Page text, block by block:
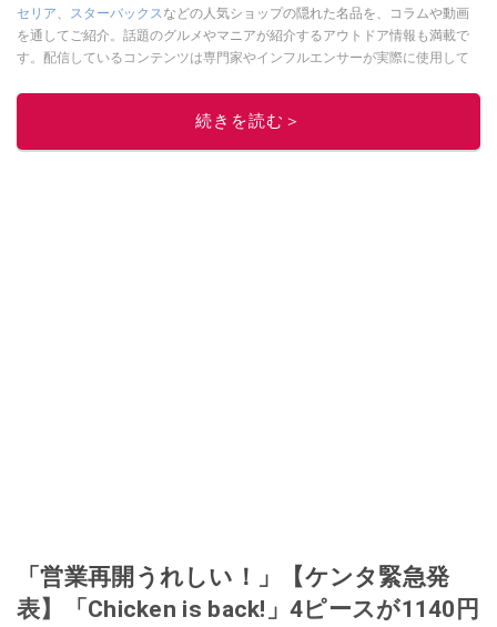
セリア
スターバックス などの人気ショップの隠れた名品を、コラムや動画
を通してご紹介。話題のグルメやマニアが紹介するアウトドア情報も満載で
す。配信しているコンテンツは専門家やインフルエンサーが実際に使用して
ニュースでフォロー
続きを読む＞
「営業再開うれしい！」【ケンタ緊急発
表】「Chicken is back!」4ピースが1140円